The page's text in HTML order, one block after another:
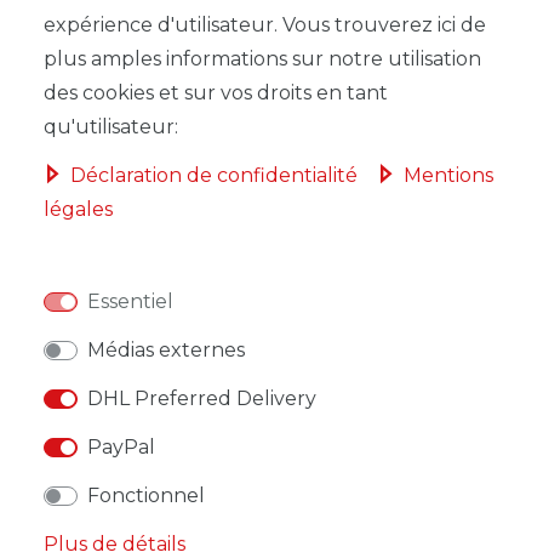
* avec TVA hors
AUTRES DÉTAILS
RESPONSABLE DE L'UE
expérience d'utilisateur. Vous trouverez ici de
plus amples informations sur notre utilisation
des cookies et sur vos droits en tant
qu'utilisateur:
Déclaration de confidentialité
Mentions
légales
Essentiel
Médias externes
DHL Preferred Delivery
PayPal
Fonctionnel
Plus de détails